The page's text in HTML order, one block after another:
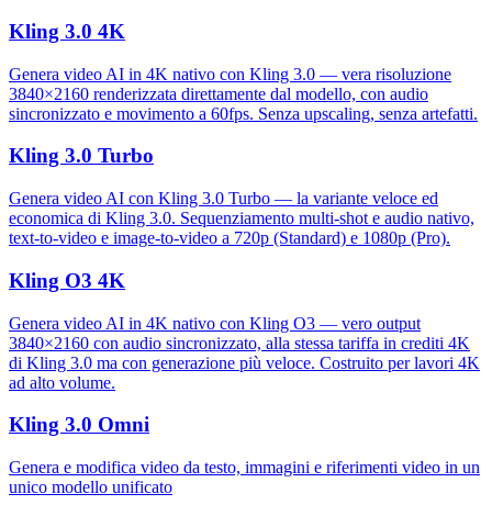
Kling 3.0 4K
Genera video AI in 4K nativo con Kling 3.0 — vera risoluzione
3840×2160 renderizzata direttamente dal modello, con audio
sincronizzato e movimento a 60fps. Senza upscaling, senza artefatti.
Kling 3.0 Turbo
Genera video AI con Kling 3.0 Turbo — la variante veloce ed
economica di Kling 3.0. Sequenziamento multi-shot e audio nativo,
text-to-video e image-to-video a 720p (Standard) e 1080p (Pro).
Kling O3 4K
Genera video AI in 4K nativo con Kling O3 — vero output
3840×2160 con audio sincronizzato, alla stessa tariffa in crediti 4K
di Kling 3.0 ma con generazione più veloce. Costruito per lavori 4K
ad alto volume.
Kling 3.0 Omni
Genera e modifica video da testo, immagini e riferimenti video in un
unico modello unificato